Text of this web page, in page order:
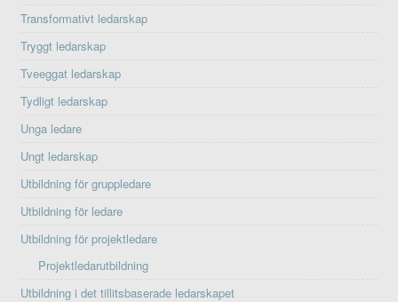
Transformativt ledarskap
Tryggt ledarskap
Tveeggat ledarskap
Tydligt ledarskap
Unga ledare
Ungt ledarskap
Utbildning för gruppledare
Utbildning för ledare
Utbildning för projektledare
Projektledarutbildning
Utbildning i det tillitsbaserade ledarskapet